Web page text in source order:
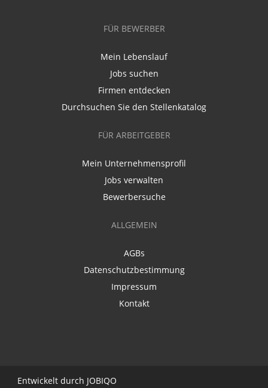
FÜR BEWERBER
Mein Lebenslauf
Jobs suchen
Firmen entdecken
Durchsuchen Sie den Stellenkatalog
FÜR ARBEITGEBER
Mein Unternehmensprofil
Jobs verwalten
Bewerbersuche
ALLGEMEIN
AGBs
Datenschutzbestimmung
Impressum
Kontakt
Entwickelt durch JOBIQO